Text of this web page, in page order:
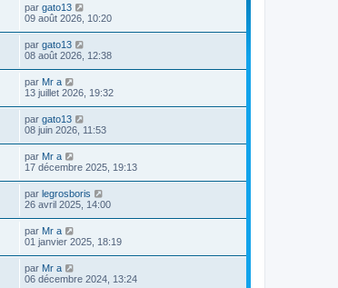
par gato13
09 août 2026, 10:20
par gato13
08 août 2026, 12:38
par Mr a
13 juillet 2026, 19:32
par gato13
08 juin 2026, 11:53
par Mr a
17 décembre 2025, 19:13
par legrosboris
26 avril 2025, 14:00
par Mr a
01 janvier 2025, 18:19
par Mr a
06 décembre 2024, 13:24